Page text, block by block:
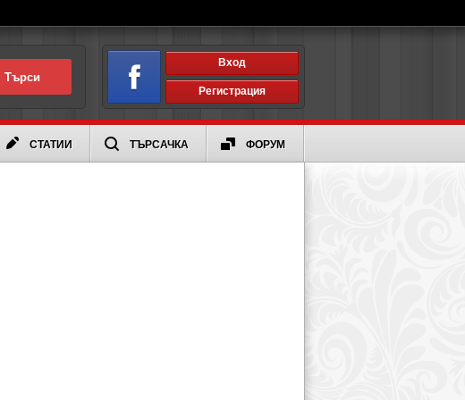
Вход
Регистрация
СТАТИИ ТЪРСАЧКА ФОРУМ